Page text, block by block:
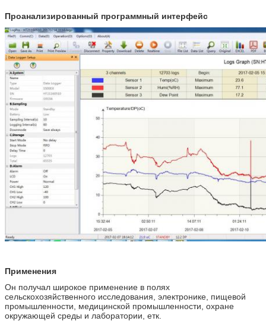
Проанализированный программный интерфейс
Применения
Он получал широкое применение в полях
сельскохозяйственного исследования, электронике, пищевой
промышленности, медицинской промышленности, охране
окружающей среды и лаборатории, етк.